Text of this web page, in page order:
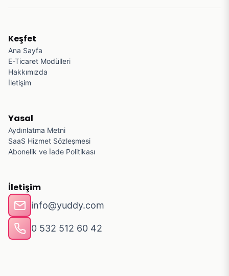
Keşfet
Ana Sayfa
E-Ticaret Modülleri
Hakkımızda
İletişim
Yasal
Aydınlatma Metni
SaaS Hizmet Sözleşmesi
Abonelik ve İade Politikası
İletişim
info@yuddy.com
0 532 512 60 42